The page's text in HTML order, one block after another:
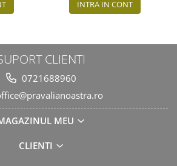
INTRA IN CONT
CLIENTI
0721688960
MEU
CLIENTI